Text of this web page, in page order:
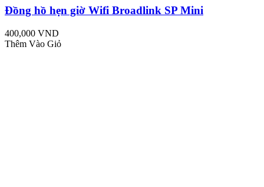
Đồng hồ hẹn giờ Wifi Broadlink SP Mini
400,000 VND
Thêm Vào Giỏ